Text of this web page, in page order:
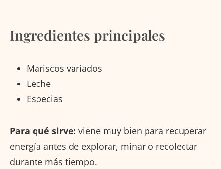
Ingredientes principales
Mariscos variados
Leche
Especias
Para qué sirve: viene muy bien para recuperar
energía antes de explorar, minar o recolectar
durante más tiempo.